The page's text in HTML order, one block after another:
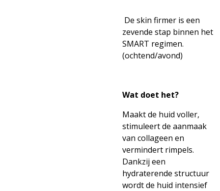
De skin firmer is een
zevende stap binnen het
SMART regimen.
(ochtend/avond)
Wat doet het?
Maakt de huid voller,
stimuleert de aanmaak
van collageen en
vermindert rimpels.
Dankzij een
hydraterende structuur
wordt de huid intensief